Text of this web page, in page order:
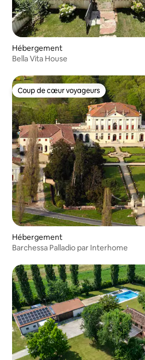
Hébergement
Bella Vita House
Coup de cœur voyageurs
Coup de cœur voyageurs
Hébergement
Barchessa Palladio par Interhome